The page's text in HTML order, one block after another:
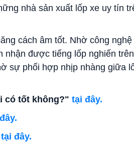
nhà sản xuất lốp xe uy tín
cách âm tốt. Nhờ công
nhận được tiếng lốp nghiến
sự phối hợp nhịp nhàng giữa
có tốt không?" tại đây.
đây.